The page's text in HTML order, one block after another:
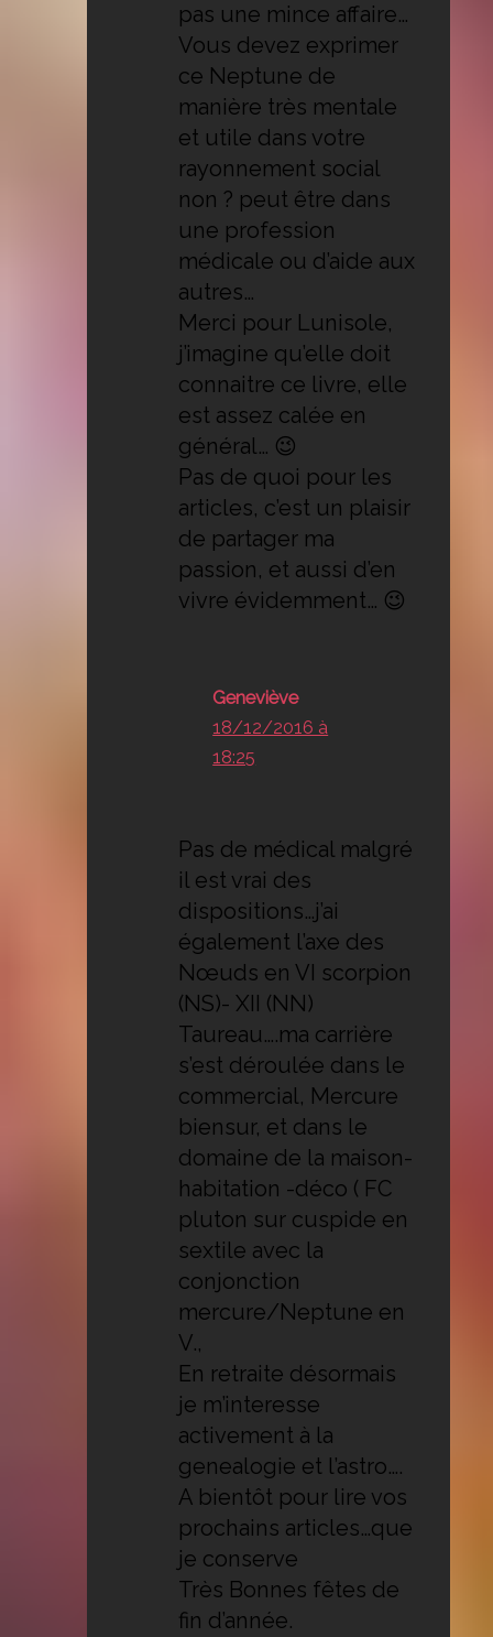
pas une mince affaire…
Vous devez exprimer
ce Neptune de
manière très mentale
et utile dans votre
rayonnement social
non ? peut être dans
une profession
médicale ou d’aide aux
autres…
Merci pour Lunisole,
j’imagine qu’elle doit
connaitre ce livre, elle
est assez calée en
général… 😉
Pas de quoi pour les
articles, c’est un plaisir
de partager ma
passion, et aussi d’en
vivre évidemment… 😉
Geneviève
18/12/2016 à
18:25
Pas de médical malgré
il est vrai des
dispositions…j’ai
également l’axe des
Nœuds en VI scorpion
(NS)- XII (NN)
Taureau….ma carrière
s’est déroulée dans le
commercial, Mercure
biensur, et dans le
domaine de la maison-
habitation -déco ( FC
pluton sur cuspide en
sextile avec la
conjonction
mercure/Neptune en
V.,
En retraite désormais
je m’interesse
activement à la
genealogie et l’astro….
A bientôt pour lire vos
prochains articles…que
je conserve
Très Bonnes fêtes de
fin d’année.